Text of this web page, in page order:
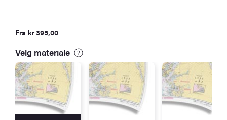
Fra kr395,00
Velg materiale